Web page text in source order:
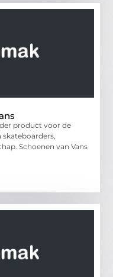
product voor de
skateboarders,
Schoenen van Vans